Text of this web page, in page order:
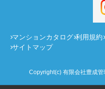
マンションカタログ 利用規約
サイトマップ
Copyright(c) 有限会社豊成